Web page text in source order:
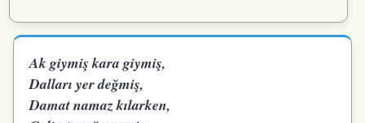
Ak giymiş kara giymiş,
Dalları yer değmiş,
Damat namaz kılarken,